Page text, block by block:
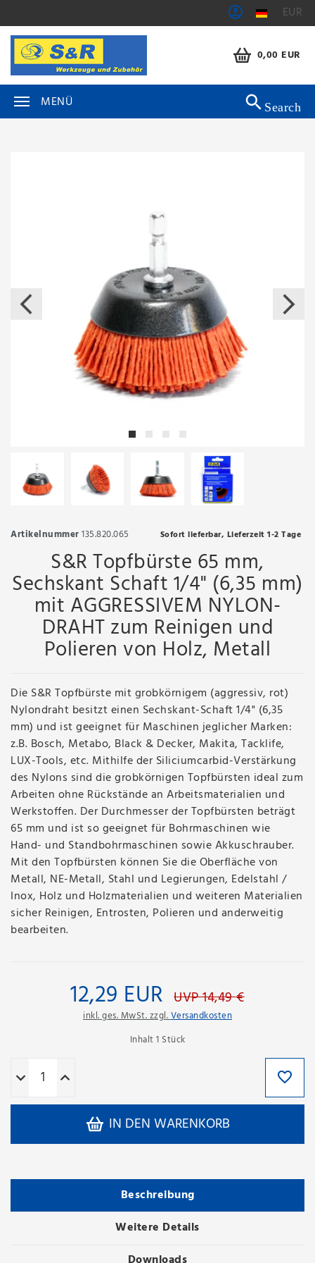
EUR
0,00 EUR
MENÜ Search
Artikelnummer135.820.065 Sofort lieferbar, Lieferzeit 1-2 Tage
S&R Topfbürste 65 mm,
Sechskant Schaft 1/4" (6,35 mm)
mit AGGRESSIVEM NYLON-
DRAHT zum Reinigen und
Polieren von Holz, Metall
Die S&R Topfbürste mit grobkörnigem (aggressiv, rot)
Nylondraht besitzt einen Sechskant-Schaft 1/4" (6,35
mm) und ist geeignet für Maschinen jeglicher Marken:
z.B. Bosch, Metabo, Black & Decker, Makita, Tacklife,
LUX-Tools, etc. Mithilfe der Siliciumcarbid-Verstärkung
des Nylons sind die grobkörnigen Topfbürsten ideal zum
Arbeiten ohne Rückstände an Arbeitsmaterialien und
Werkstoffen. Der Durchmesser der Topfbürsten beträgt
65 mm und ist so geeignet für Bohrmaschinen wie
Hand- und Standbohrmaschinen sowie Akkuschrauber.
Mit den Topfbürsten können Sie die Oberfläche von
Metall, NE-Metall, Stahl und Legierungen, Edelstahl /
Inox, Holz und Holzmaterialien und weiteren Materialien
sicher Reinigen, Entrosten, Polieren und anderweitig
bearbeiten.
12,29 EUR UVP 14,49 €
inkl. ges. MwSt. zzgl.Versandkosten
Inhalt1 Stück
IN DEN WARENKORB
Beschreibung
Weitere Details